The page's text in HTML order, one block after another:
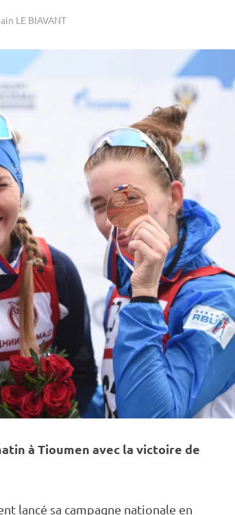
LE BIAVANT
à Tioumen avec la victoire de
lancé sa campagne nationale en